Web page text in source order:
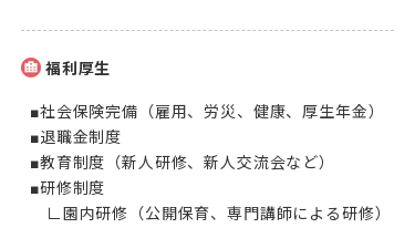
福利厚生
■社会保険完備（雇用、労災、健康、厚生年金）
■退職金制度
■教育制度（新人研修、新人交流会など）
■研修制度
∟園内研修（公開保育、専門講師による研修）